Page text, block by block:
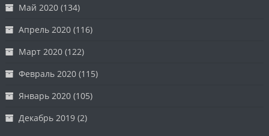
Май 2020 (134)
Апрель 2020 (116)
Март 2020 (122)
Февраль 2020 (115)
Январь 2020 (105)
Декабрь 2019 (2)